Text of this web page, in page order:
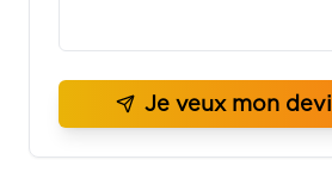
Je veux mon